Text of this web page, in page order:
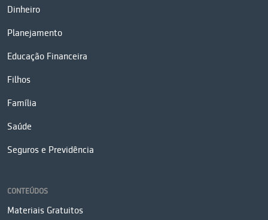
Dinheiro
Planejamento
Educação Financeira
Filhos
Família
Saúde
Seguros e Previdência
CONTEÚDOS
Materiais Gratuitos